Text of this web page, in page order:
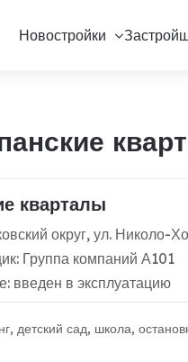
Новостройки
кварталы
округ, ул. Николо-
Группа компаний А101
введен в эксплуатацию
детский сад, школа,